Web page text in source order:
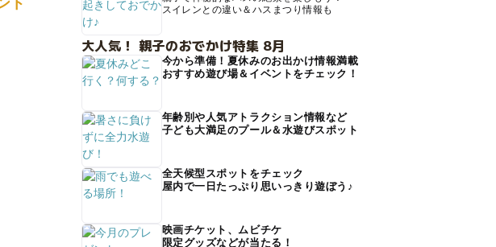
ト
スイレンとの違い＆ハスまつり情報も
大人気！ 親子のおでかけ特集 8月
今から準備！夏休みのお出かけ情報満載
おすすめ遊び場＆イベントをチェック！
年齢別や人気アトラクション情報など
子ども大満足のプール＆水遊びスポット
全天候型スポットをチェック
屋内で一日たっぷり思いっきり遊ぼう♪
映画チケット、ムビチケ
限定グッズなどが当たる！